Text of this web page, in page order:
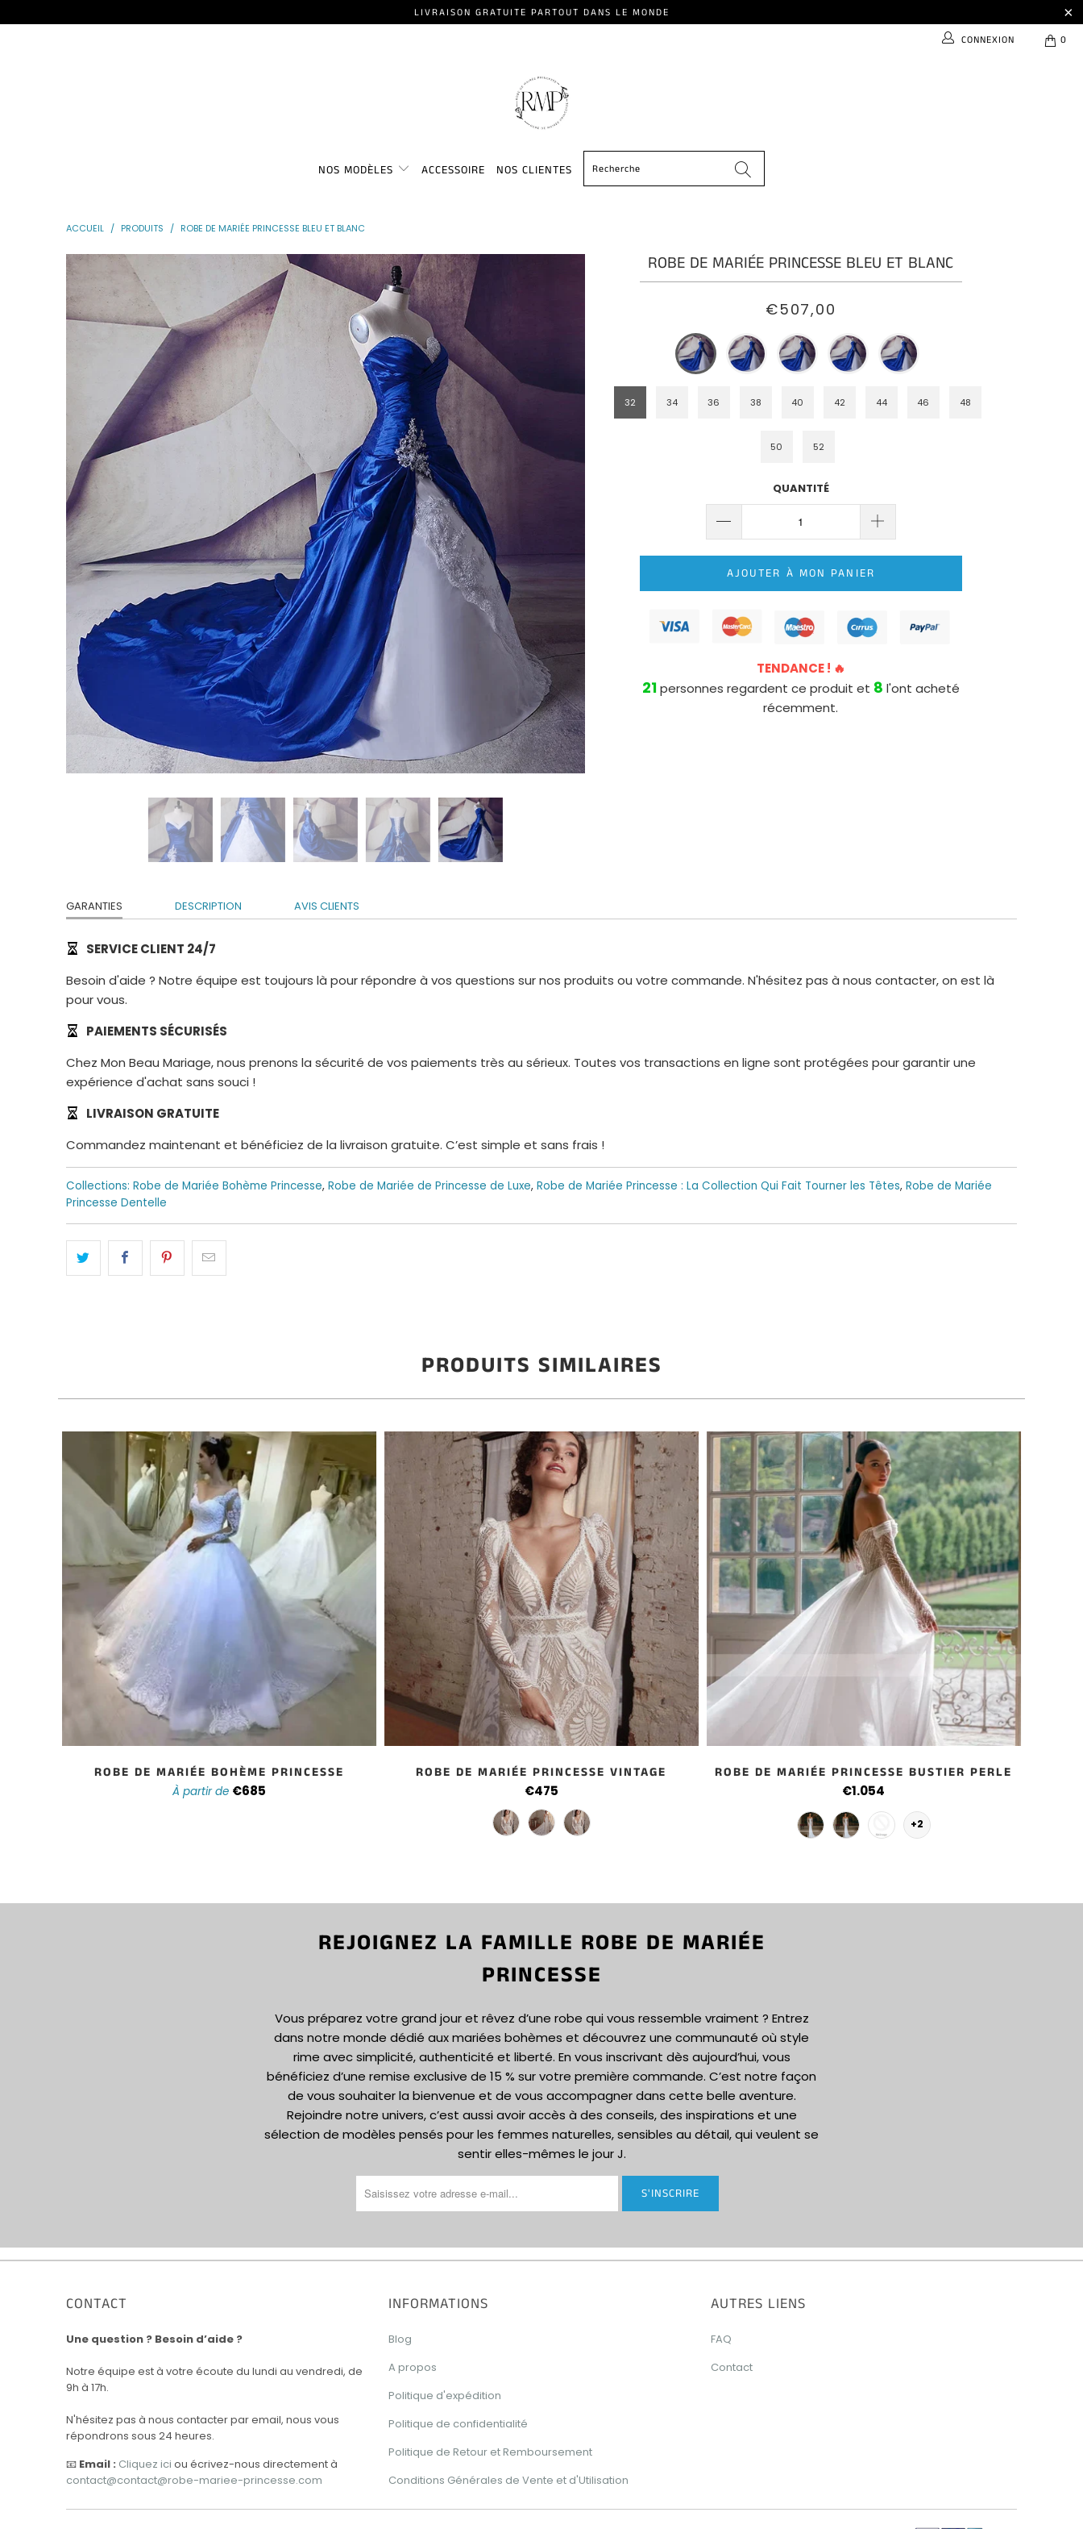
LIVRAISON GRATUITE PARTOUT DANS LE MONDE
0
CONNEXION
NOS MODÈLES ACCESSOIRE NOS CLIENTES
ACCUEIL / PRODUITS / ROBE DE MARIÉE PRINCESSE BLEU ET BLANC
ROBE DE MARIÉE PRINCESSE BLEU ET BLANC
€507,00
32 34 36 38 40 42 44 46 48
50 52
QUANTITÉ
AJOUTER À MON PANIER
TENDANCE ! 🔥
21personnes regardent ce produit et 8 l'ont acheté
récemment.
GARANTIES DESCRIPTION AVIS CLIENTS
SERVICE CLIENT 24/7
Besoin d'aide ? Notre équipe est toujours là pour répondre à vos questions sur nos produits ou votre commande. N'hésitez pas à nous contacter, on est là
pour vous.
PAIEMENTS SÉCURISÉS
Chez Mon Beau Mariage, nous prenons la sécurité de vos paiements très au sérieux. Toutes vos transactions en ligne sont protégées pour garantir une
expérience d'achat sans souci !
LIVRAISON GRATUITE
Commandez maintenant et bénéficiez de la livraison gratuite. C’est simple et sans frais !
Collections: Robe de Mariée Bohème Princesse, Robe de Mariée de Princesse de Luxe, Robe de Mariée Princesse : La Collection Qui Fait Tourner les Têtes, Robe de Mariée
Princesse Dentelle
PRODUITS SIMILAIRES
ROBE DE MARIÉE BOHÈME PRINCESSE
À partir de €685
ROBE DE MARIÉE PRINCESSE VINTAGE
€475
ROBE DE MARIÉE PRINCESSE BUSTIER PERLE
€1.054
+2
REJOIGNEZ LA FAMILLE ROBE DE MARIÉE
PRINCESSE
Vous préparez votre grand jour et rêvez d’une robe qui vous ressemble vraiment ? Entrez
dans notre monde dédié aux mariées bohèmes et découvrez une communauté où style
rime avec simplicité, authenticité et liberté. En vous inscrivant dès aujourd’hui, vous
bénéficiez d’une remise exclusive de 15 % sur votre première commande. C’est notre façon
de vous souhaiter la bienvenue et de vous accompagner dans cette belle aventure.
Rejoindre notre univers, c’est aussi avoir accès à des conseils, des inspirations et une
sélection de modèles pensés pour les femmes naturelles, sensibles au détail, qui veulent se
sentir elles-mêmes le jour J.
CONTACT
Une question ? Besoin d’aide ?
Notre équipe est à votre écoute du lundi au vendredi, de
9h à 17h.
N'hésitez pas à nous contacter par email, nous vous
répondrons sous 24 heures.
📧 Email : Cliquez ici ou écrivez-nous directement à
contact@contact@robe-mariee-princesse.com
INFORMATIONS
Blog
A propos
Politique d'expédition
Politique de confidentialité
Politique de Retour et Remboursement
Conditions Générales de Vente et d'Utilisation
AUTRES LIENS
FAQ
Contact